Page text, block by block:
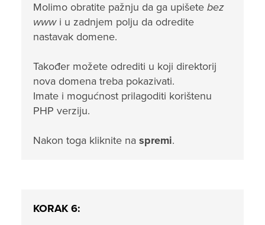
Molimo obratite pažnju da ga upišete bez
www i u zadnjem polju da odredite
nastavak domene.
Također možete odrediti u koji direktorij
nova domena treba pokazivati.
Imate i mogućnost prilagoditi korištenu
PHP verziju.
Nakon toga kliknite na spremi.
KORAK 6: